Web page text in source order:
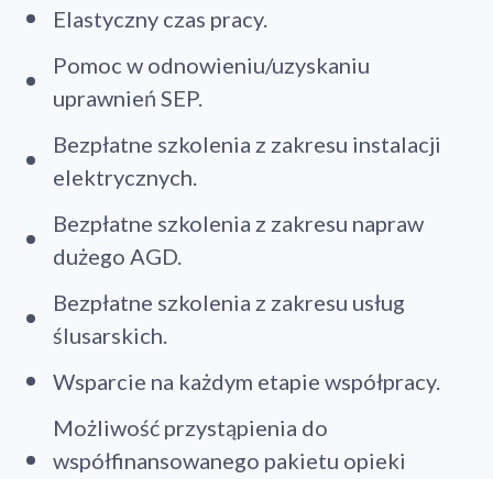
Elastyczny czas pracy.
Pomoc w odnowieniu/uzyskaniu
uprawnień SEP.
Bezpłatne szkolenia z zakresu instalacji
elektrycznych.
Bezpłatne szkolenia z zakresu napraw
dużego AGD.
Bezpłatne szkolenia z zakresu usług
ślusarskich.
Wsparcie na każdym etapie współpracy.
Możliwość przystąpienia do
współfinansowanego pakietu opieki